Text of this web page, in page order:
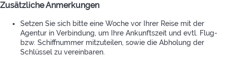
Zusätzliche Anmerkungen
Setzen Sie sich bitte eine Woche vor Ihrer Reise mit der
Agentur in Verbindung, um Ihre Ankunftszeit und evtl. Flug-
bzw. Schiffnummer mitzuteilen, sowie die Abholung der
Schlüssel zu vereinbaren.